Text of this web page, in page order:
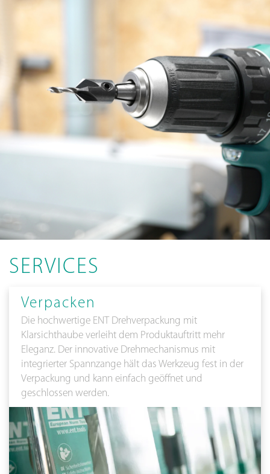
SERVICES
Verpacken
Die hochwertige ENT Drehverpackung mit
Klarsichthaube verleiht dem Produktauftritt mehr
Eleganz. Der innovative Drehmechanismus mit
integrierter Spannzange hält das Werkzeug fest in der
Verpackung und kann einfach geöffnet und
geschlossen werden.